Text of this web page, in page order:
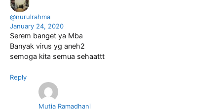
@nurulrahma
January 24, 2020
Serem banget ya Mba
Banyak virus yg aneh2
semoga kita semua sehaattt
Reply
Mutia Ramadhani